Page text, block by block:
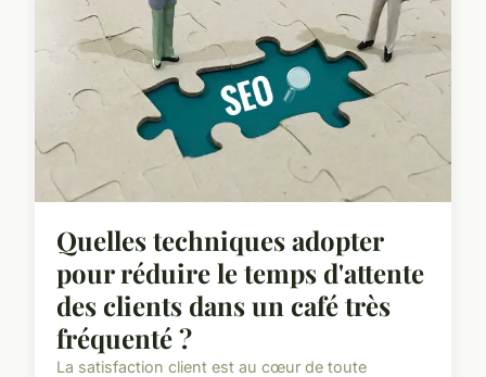
Quelles techniques adopter
pour réduire le temps d'attente
des clients dans un café très
fréquenté ?
La satisfaction client est au cœur de toute